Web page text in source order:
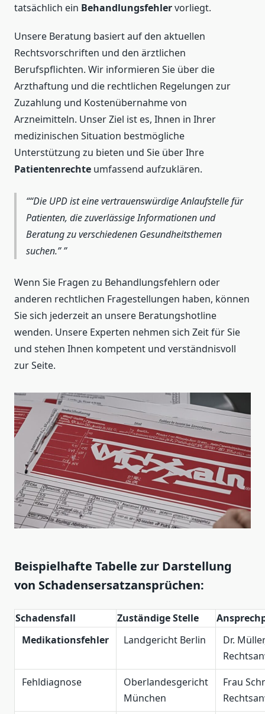
tatsächlich ein Behandlungsfehlervorliegt.
Unsere Beratung basiert auf den aktuellen
Rechtsvorschriften und den ärztlichen
Berufspflichten. Wir informieren Sie über die
Arzthaftung und die rechtlichen Regelungen zur
Zuzahlung und Kostenübernahme von
Arzneimitteln. Unser Ziel ist es, Ihnen in Ihrer
medizinischen Situation bestmögliche
Unterstützung zu bieten und Sie über Ihre
Patientenrechte umfassend aufzuklären.
“Die UPD ist eine vertrauenswürdige Anlaufstelle für
Patienten, die zuverlässige Informationen und
Beratung zu verschiedenen Gesundheitsthemen
suchen.”
Wenn Sie Fragen zu Behandlungsfehlern oder
anderen rechtlichen Fragestellungen haben, können
Sie sich jederzeit an unsere Beratungshotline
wenden. Unsere Experten nehmen sich Zeit für Sie
und stehen Ihnen kompetent und verständnisvoll
zur Seite.
Beispielhafte Tabelle zur Darstellung
von Schadensersatzansprüchen:
Schadensfall Zuständige Stelle
Medikationsfehler
Landgericht Berlin
Dr.
Fehldiagnose
Oberlandesgericht
München
Frau